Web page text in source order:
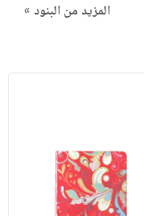
المزيد من البنود »